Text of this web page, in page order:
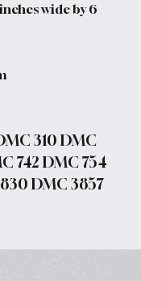
wide by 6
310 DMC
742 DMC 754
DMC 3857